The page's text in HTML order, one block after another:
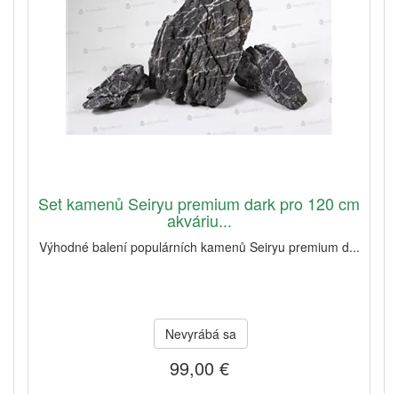
Set kamenů Seiryu premium dark pro 120 cm
akváriu...
Výhodné balení populárních kamenů Seiryu premium d...
Nevyrábá sa
99,00 €